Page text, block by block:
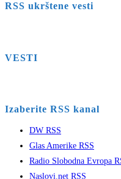
RSS ukrštene vesti
VESTI
Izaberite RSS kanal
DW RSS
Glas Amerike RSS
Radio Slobodna Evropa
Naslovi.net RSS